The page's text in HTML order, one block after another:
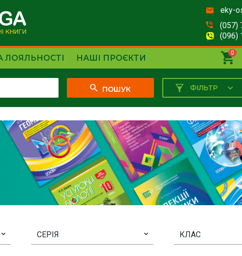
eky-
(057)
(096)
ЛОЯЛЬНОСТІ НАШІ ПРОЄКТИ
0
ПОШУК ФІЛЬТР
▾ СЕРІЯ ▾ КЛАС